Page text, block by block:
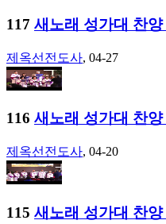
117 새노래 성가대 찬양
제옥선전도사, 04-27
116 새노래 성가대 찬양
제옥선전도사, 04-20
115 새노래 성가대 찬양